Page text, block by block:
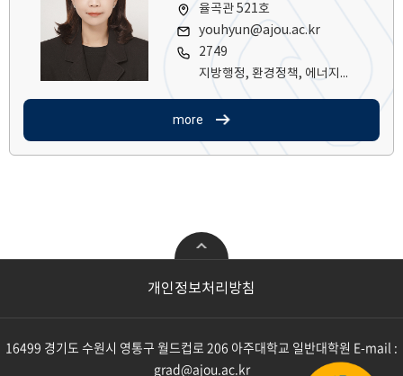
율곡관 521호
youhyun@ajou.ac.kr
2749
지방행정, 환경정책, 에너지정책, 행정법, 유럽 및 프랑스 정책
more
산업공학과(과학기술정책전공)
첨단ICT융합
미래모빌리티공학과
개인정보처리방침
16499 경기도 수원시 영통구 월드컵로 206 아주대학교 일반대학원 E-mail :
grad@ajou.ac.kr